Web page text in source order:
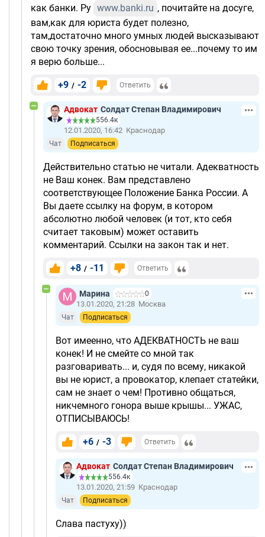
как банки. Ру www.banki.ru , почитайте на досуге,
вам,как для юриста будет полезно,
там,достаточно много умных людей высказывают
свою точку зрения, обосновывая ее...почему то им
я верю больше...
+9 / -2 Ответить
Адвокат Солдат Степан Владимирович
556.4к
12.01.2020, 16:42 Краснодар
Чат Подписаться
Действительно статью не читали. Адекватность
не Ваш конек. Вам представлено
соответствующее Положение Банка России. А
Вы даете ссылку на форум, в котором
абсолютно любой человек (и тот, кто себя
считает таковым) может оставить
комментарий. Ссылки на закон так и нет.
+8 / -11 Ответить
Марина 0
13.01.2020, 21:28 Москва
Чат Подписаться
Вот имеенно, что АДЕКВАТНОСТЬ не ваш
конек! И не смейте со мной так
разговаривать... и, судя по всему, никакой
вы не юрист, а провокатор, клепает статейки,
сам не знает о чем! Противно общаться,
никчемного гонора выше крышы... УЖАС,
ОТПИСЫВАЮСЬ!
+6 / -3 Ответить
Адвокат Солдат Степан Владимирович
556.4к
13.01.2020, 21:59 Краснодар
Чат Подписаться
Слава пастуху))